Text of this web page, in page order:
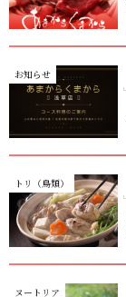
お知らせ
トリ（鳥類）
ヌートリア